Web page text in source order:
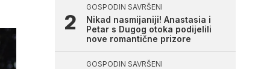
GOSPODIN SAVRŠENI
Nikad nasmijaniji! Anastasia i
Petar s Dugog otoka podijelili
nove romantične prizore
GOSPODIN SAVRŠENI